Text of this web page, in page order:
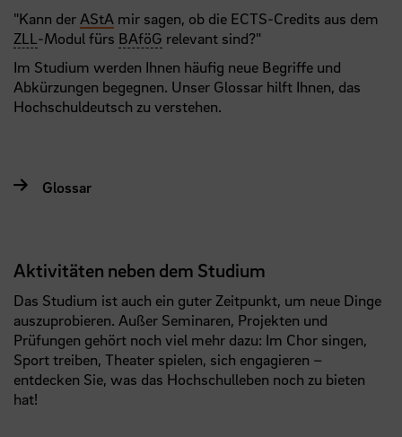
"Kann der AStA mir sagen, ob die ECTS-Credits aus dem
ZLL -Modul fürs BAföG relevant sind?"
Im Studium werden Ihnen häufig neue Begriffe und
Abkürzungen begegnen. Unser Glossar hilft Ihnen, das
Hochschuldeutsch zu verstehen.
Glossar
Aktivitäten neben dem Studium
Das Studium ist auch ein guter Zeitpunkt, um neue Dinge
auszuprobieren. Außer Seminaren, Projekten und
Prüfungen gehört noch viel mehr dazu: Im Chor singen,
Sport treiben, Theater spielen, sich engagieren –
entdecken Sie, was das Hochschulleben noch zu bieten
hat!